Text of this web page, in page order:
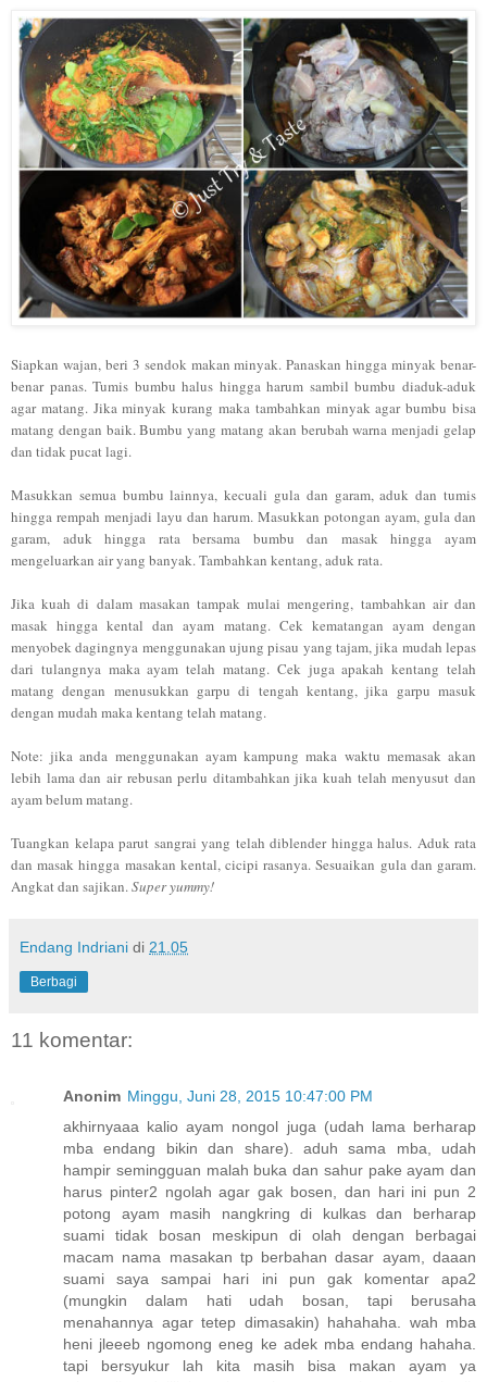
Siapkan wajan, beri 3 sendok makan minyak. Panaskan hingga minyak benar-
benar panas. Tumis bumbu halus hingga harum sambil bumbu diaduk-aduk
agar matang. Jika minyak kurang maka tambahkan minyak agar bumbu bisa
matang dengan baik. Bumbu yang matang akan berubah warna menjadi gelap
dan tidak pucat lagi.
Masukkan semua bumbu lainnya, kecuali gula dan garam, aduk dan tumis
hingga rempah menjadi layu dan harum. Masukkan potongan ayam, gula dan
garam, aduk hingga rata bersama bumbu dan masak hingga ayam
mengeluarkan air yang banyak. Tambahkan kentang, aduk rata.
Jika kuah di dalam masakan tampak mulai mengering, tambahkan air dan
masak hingga kental dan ayam matang. Cek kematangan ayam dengan
menyobek dagingnya menggunakan ujung pisau yang tajam, jika mudah lepas
dari tulangnya maka ayam telah matang. Cek juga apakah kentang telah
matang dengan menusukkan garpu di tengah kentang, jika garpu masuk
dengan mudah maka kentang telah matang.
Note: jika anda menggunakan ayam kampung maka waktu memasak akan
lebih lama dan air rebusan perlu ditambahkan jika kuah telah menyusut dan
ayam belum matang.
Tuangkan kelapa parut sangrai yang telah diblender hingga halus. Aduk rata
dan masak hingga masakan kental, cicipi rasanya. Sesuaikan gula dan garam.
Angkat dan sajikan.Super yummy!
Endang Indriani di 21.05
Berbagi
11 komentar:
Anonim Minggu, Juni 28, 2015 10:47:00 PM
akhirnyaaa kalio ayam nongol juga (udah lama berharap
mba endang bikin dan share). aduh sama mba, udah
hampir semingguan malah buka dan sahur pake ayam dan
harus pinter2 ngolah agar gak bosen, dan hari ini pun 2
potong ayam masih nangkring di kulkas dan berharap
suami tidak bosan meskipun di olah dengan berbagai
macam nama masakan tp berbahan dasar ayam, daaan
suami saya sampai hari ini pun gak komentar apa2
(mungkin dalam hati udah bosan, tapi berusaha
menahannya agar tetep dimasakin) hahahaha. wah mba
heni jleeeb ngomong eneg ke adek mba endang hahaha.
tapi bersyukur lah kita masih bisa makan ayam ya